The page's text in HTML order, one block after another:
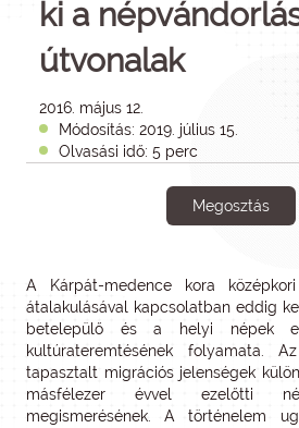
ki a
útvonalak
2016. május 12.
Módosítás: 2019. július 15.
Olvasási idő: 5 perc
Megosztás
A Kárpát-medence kora
átalakulásával kapcsolatban eddig
betelepülő és a helyi népek
kultúrateremtésének folyamata.
tapasztalt migrációs jelenségek
másfélezer évvel ezelőtti
megismerésének. A történelem